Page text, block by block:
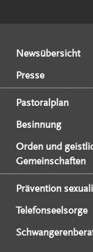
Newsübersicht
Presse
Pastoralplan
Besinnung
Orden und
Gemeinschaften
Prävention
Telefonseelsorge